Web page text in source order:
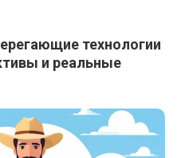
технологии
и реальные